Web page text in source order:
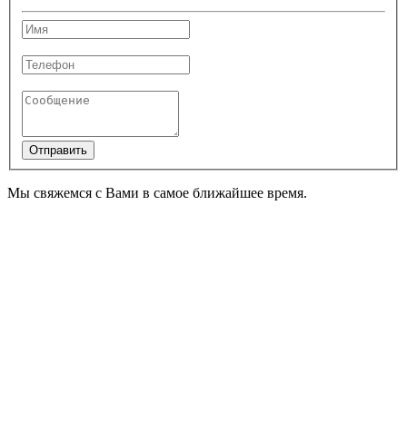
Отправить
Мы свяжемся с Вами в самое ближайшее время.